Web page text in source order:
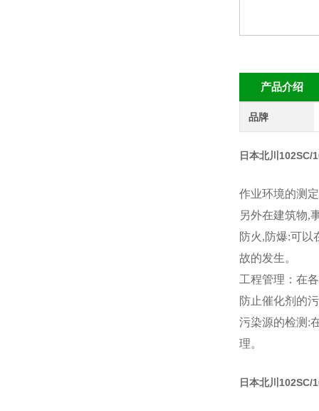
产品介绍
品牌
日本北川102SC/
作业环境的测
另外在建筑物,
防火,防爆:可以
故的发生。
工程管理：在
防止催化剂的
污染源的检测:
理。
日本北川102SC/